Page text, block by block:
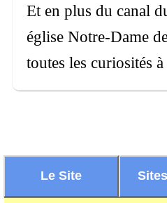
Et en plus du canal
église Notre-Dame
toutes les curiosités
Le Site